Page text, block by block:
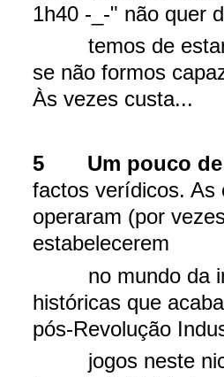
1h40 -_-" não quer
temos de estar
se não formos
Às vezes custa...
5 Um pouco de
factos verídicos. As
operaram (por
estabelecerem
no mundo da
históricas que
pós-Revolução
jogos neste